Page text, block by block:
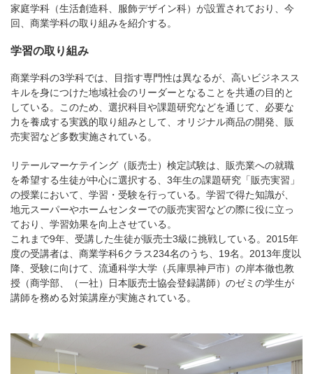
家庭学科（生活創造科、服飾デザイン科）が設置されており、今
回、商業学科の取り組みを紹介する。
学習の取り組み
商業学科の3学科では、目指す専門性は異なるが、高いビジネスス
キルを身につけた地域社会のリーダーとなることを共通の目的と
している。このため、選択科目や課題研究などを通じて、必要な
力を養成する実践的取り組みとして、オリジナル商品の開発、販
売実習など多数実施されている。
リテールマーケテイング（販売士）検定試験は、販売業への就職
を希望する生徒が中心に選択する、3年生の課題研究「販売実習」
の授業において、学習・受験を行っている。学習で得た知識が、
地元スーパーやホームセンターでの販売実習などの際に役に立っ
ており、学習効果を向上させている。
これまで9年、受講した生徒が販売士3級に挑戦している。2015年
度の受講者は、商業学科6クラス234名のうち、19名。2013年度以
降、受験に向けて、流通科学大学（兵庫県神戸市）の岸本徹也教
授（商学部、（一社）日本販売士協会登録講師）のゼミの学生が
講師を務める対策講座が実施されている。